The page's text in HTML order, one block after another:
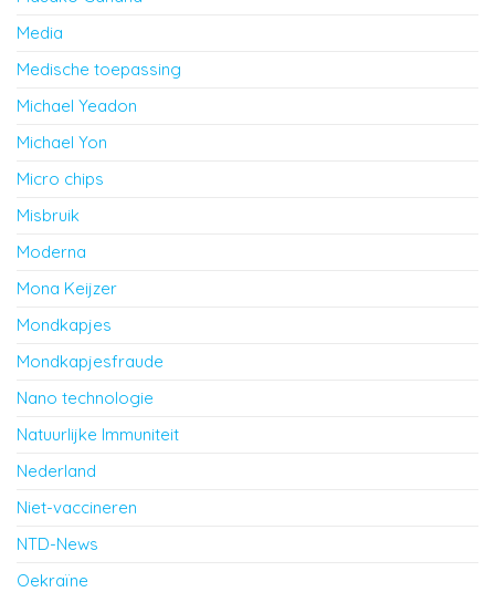
Media
Medische toepassing
Michael Yeadon
Michael Yon
Micro chips
Misbruik
Moderna
Mona Keijzer
Mondkapjes
Mondkapjesfraude
Nano technologie
Natuurlijke Immuniteit
Nederland
Niet-vaccineren
NTD-News
Oekraïne